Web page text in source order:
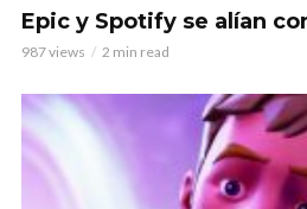
Epic y Spotify se alían
987 views 2 min read